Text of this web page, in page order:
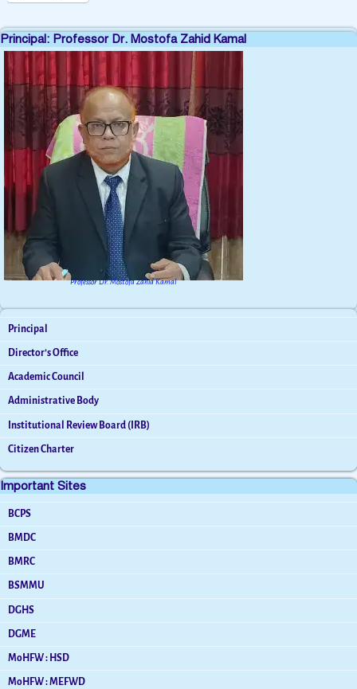
Principal: Professor Dr. Mostofa Zahid Kamal
Professor Dr. Mostofa Zahid Kamal
Principal
Director’s Office
Academic Council
Administrative Body
Institutional Review Board (IRB)
Citizen Charter
Important Sites
BCPS
BMDC
BMRC
BSMMU
DGHS
DGME
MoHFW : HSD
MoHFW : MEFWD